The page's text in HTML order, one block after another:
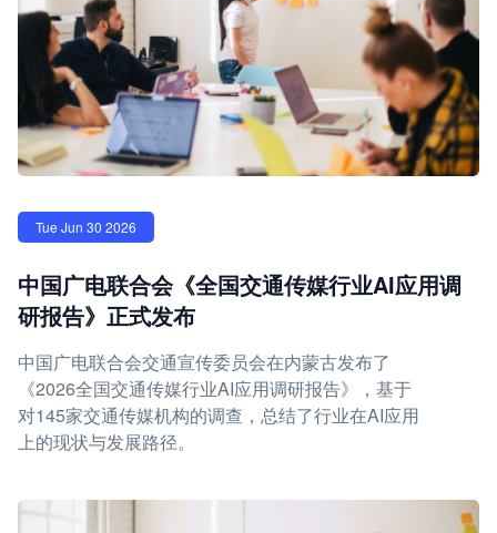
Tue Jun 30 2026
中国广电联合会《全国交通传媒行业AI应用调
研报告》正式发布
中国广电联合会交通宣传委员会在内蒙古发布了
《2026全国交通传媒行业AI应用调研报告》，基于
对145家交通传媒机构的调查，总结了行业在AI应用
上的现状与发展路径。